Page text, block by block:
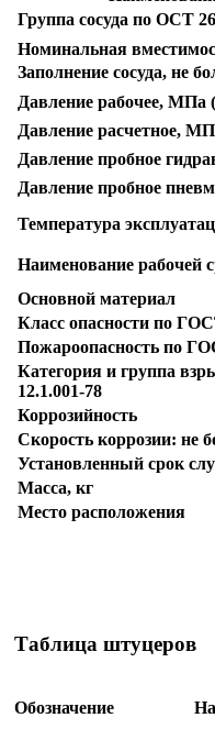
Группа сосуда по ОСТ
Номинальная
Заполнение сосуда, не
Давление рабочее, МПа
Давление расчетное,
Давление пробное
Давление пробное
Температура
Наименование рабочей
Основной материал
Класс опасности по
Пожароопасность по
Категория и группа
12.1.001-78
Коррозийность
Скорость коррозии: не
Установленный срок
Масса, кг
Место расположения
Таблица штуцеров
Обозначение